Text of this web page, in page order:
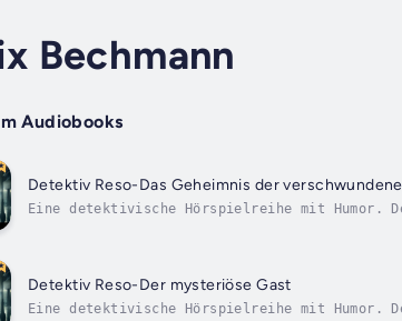
Bechmann
Audiobooks
Detektiv Reso-Das Geheimnis der
Eine detektivische Hörspielreihe mit Humor.
Detektiv Reso-Der mysteriöse Gast
Eine detektivische Hörspielreihe mit Humor.